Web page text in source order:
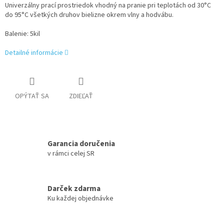
Univerzálny prací prostriedok vhodný na pranie pri teplotách od 30°C
do 95°C všetkých druhov bielizne okrem vlny a hodvábu.
Balenie: 5kil
Detailné informácie
OPÝTAŤ SA ZDIEĽAŤ
Garancia doručenia
v rámci celej SR
Darček zdarma
Ku každej objednávke